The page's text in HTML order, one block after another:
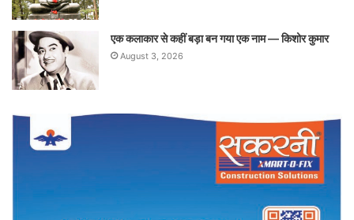
एक कलाकार से कहीं बड़ा बन गया एक नाम — किशोर कुमार
August 3, 2026